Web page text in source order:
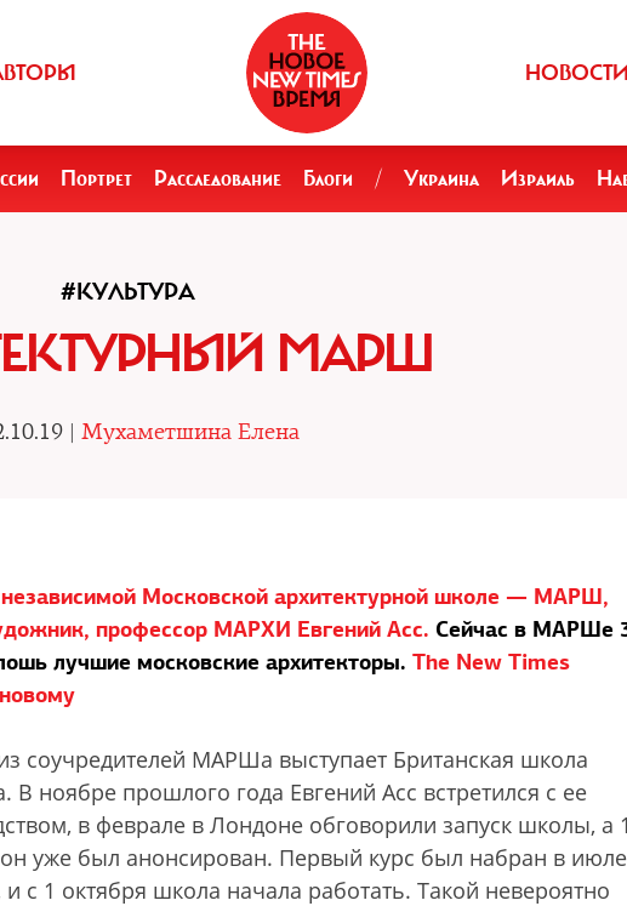
НОВОСТИ
Портрет Расследование Блоги / Украина Израиль
#КУЛЬТУРА
МАРШ
| Мухаметшина Елена
независимой Московской архитектурной школе — МАРШ,
профессор МАРХИ Евгений Асс. Сейчас в МАРШе
лучшие московские архитекторы. The New Times
соучредителей МАРШа выступает Британская школа
В ноябре прошлого года Евгений Асс встретился с ее
в феврале в Лондоне обговорили запуск школы, а
уже был анонсирован. Первый курс был набран в
и с 1 октября школа начала работать. Такой невероятно